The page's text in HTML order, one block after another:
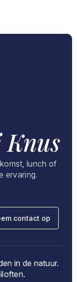
lunch of
ervaring.
contact op
in de natuur.